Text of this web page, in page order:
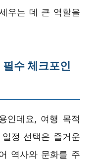
우는 데 큰 역할을
수 체크포인
인데요, 여행 목적
정 선택은 즐거운
역사와 문화를 주